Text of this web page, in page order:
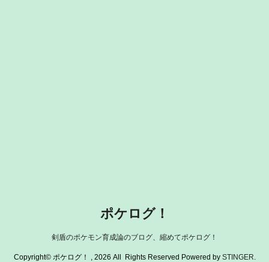
ポケログ！
剣盾のポケモン育成論のブログ、縮めてポケログ！
Copyright© ポケログ！ , 2026 All Rights Reserved Powered by STINGER.